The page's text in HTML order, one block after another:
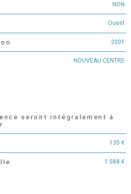
NON
Ouest
2001
NOUVEAU CENTRE
seront intégralement à
135 €
1 588 €